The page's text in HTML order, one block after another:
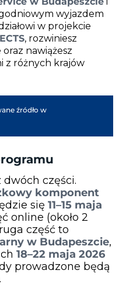
wyjazdem
w projekcie
, rozwiniesz
nawiążesz
z różnych krajów
źródło w
dwóch części.
komponent
się 11–15 maja
online (około 2
część to
w Budapeszcie,
18–22 maja 2026
prowadzone będą